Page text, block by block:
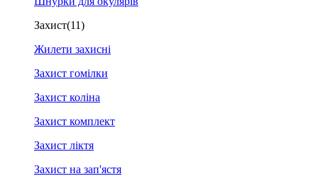
Захист(11)
Жилети захисні
Захист гомілки
Захист коліна
Захист комплект
Захист ліктя
Захист на зап'ястя